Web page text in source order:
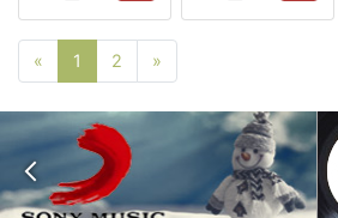
« Poprzednia strona
1 2 »